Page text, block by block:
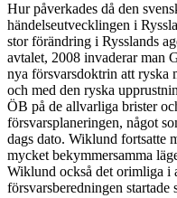
Hur påverkades då den
händelseutvecklingen i
stor förändring i Rysslands
avtalet, 2008 invaderar man
nya försvarsdoktrin att ryska
och med den ryska
ÖB på de allvarliga brister
försvarsplaneringen, något
dags dato. Wiklund fortsatte
mycket bekymmersamma
Wiklund också det orimliga i
försvarsberedningen